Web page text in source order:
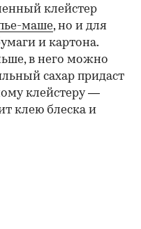
клейстер
маше, но и для
и картона.
в него можно
сахар придаст
клейстеру —
клею блеска и